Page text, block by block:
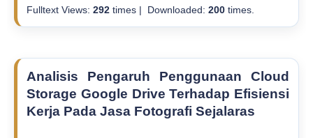
Fulltext Views: 292times | Downloaded: 200times.
Analisis Pengaruh Penggunaan Cloud
Storage Google Drive Terhadap Efisiensi
Kerja Pada Jasa Fotografi Sejalaras